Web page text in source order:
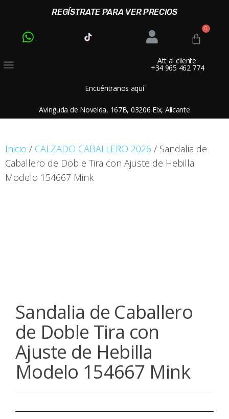
REGÍSTRATE PARA VER PRECIOS
Att al cliente:
+34 965 462 774
Encuéntranos aquí
Avinguda de Novelda, 167B, 03206 Elx, Alicante
Inicio / CALZADO CABALLERO 2026 / Sandalia de
Caballero de Doble Tira con Ajuste de Hebilla
Modelo 154667 Mink
Sandalia de Caballero
de Doble Tira con
Ajuste de Hebilla
Modelo 154667 Mink